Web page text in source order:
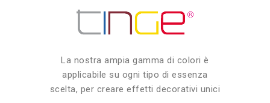
La nostra ampia gamma di colori è
applicabile su ogni tipo di essenza
scelta, per creare effetti decorativi unici